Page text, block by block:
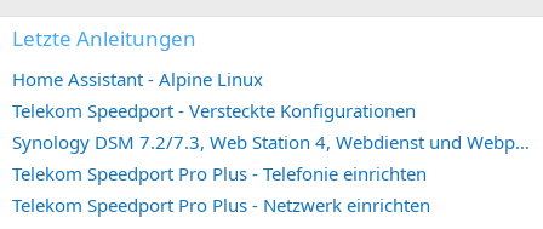
Letzte Anleitungen
Home Assistant - Alpine Linux
Telekom Speedport - Versteckte Konfigurationen
Synology DSM 7.2/7.3, Web Station 4, Webdienst und Webportal erstellen (ehemals vHost)
Telekom Speedport Pro Plus - Telefonie einrichten
Telekom Speedport Pro Plus - Netzwerk einrichten